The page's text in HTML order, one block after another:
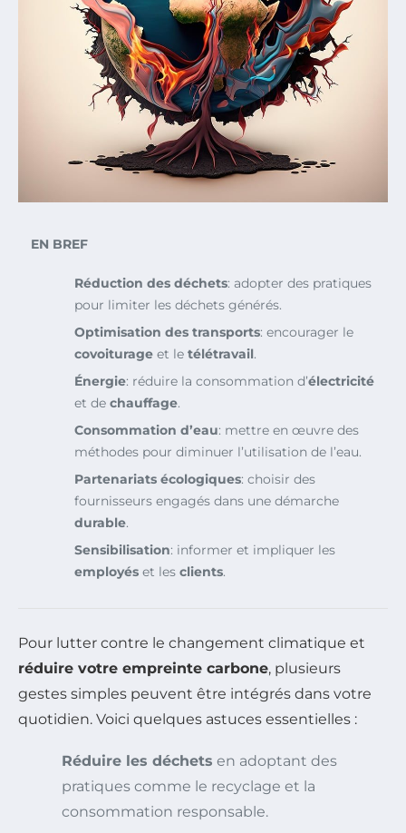
EN BREF
Réduction des déchets: adopter des pratiques
pour limiter les déchets générés.
Optimisation des transports: encourager le
covoiturage et le télétravail.
Énergie: réduire la consommation d’électricité
et de chauffage.
Consommation d’eau: mettre en œuvre des
méthodes pour diminuer l’utilisation de l’eau.
Partenariats écologiques: choisir des
fournisseurs engagés dans une démarche
durable.
Sensibilisation: informer et impliquer les
employés et les clients.
Pour lutter contre le changement climatique et
réduire votre empreinte carbone, plusieurs
gestes simples peuvent être intégrés dans votre
quotidien. Voici quelques astuces essentielles :
Réduire les déchets en adoptant des
pratiques comme le recyclage et la
consommation responsable.